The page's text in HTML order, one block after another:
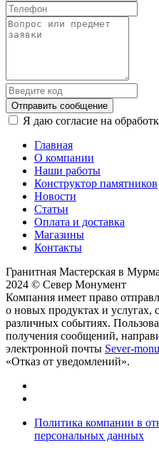
Отправить сообщение
Я даю согласие на
Главная
О компании
Наши работы
Конструктор памятников
Новости
Статьи
Оплата и доставка
Магазины
Контакты
Гранитная Мастерская в
2024 © Север Монумент
Компания имеет право
о новых продуктах и
различных событиях.
получения сообщений,
электронной почты Sever-
«Отказ от уведомлений».
Политика компании в
персональных данных